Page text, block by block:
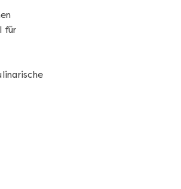
- DIY-Set
Box mit Videokurs
für